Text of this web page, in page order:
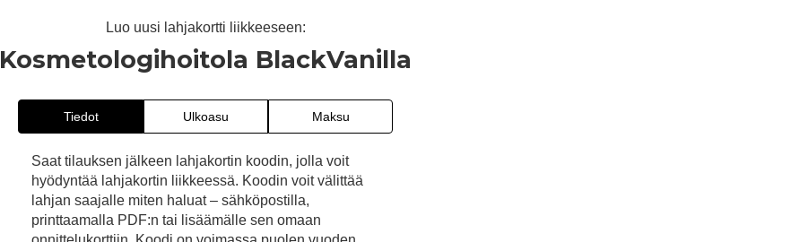
Luo uusi lahjakortti liikkeeseen:
Kosmetologihoitola BlackVanilla
Tiedot Ulkoasu Maksu
Saat tilauksen jälkeen lahjakortin koodin, jolla voit
hyödyntää lahjakortin liikkeessä. Koodin voit välittää
lahjan saajalle miten haluat – sähköpostilla,
printtaamalla PDF:n tai lisäämälle sen omaan